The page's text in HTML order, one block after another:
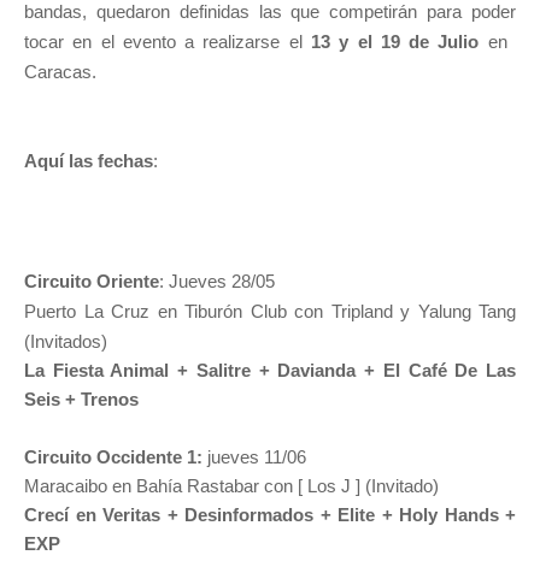
bandas, quedaron definidas las que competirán para poder
tocar en el evento a realizarse el 13 y el 19 de Julio en ​
Caracas.
Aquí las fechas:
Circuito Oriente: Jueves 28/05
Puerto La Cruz en Tiburón Club con Tripland y Yalung Tang
(Invitados)
La Fiesta Animal + Salitre + Davianda + El Café De Las
Seis + Trenos
Circuito Occidente 1: jueves 11/06
Maracaibo en Bahía Rastabar con [ Los J ]​ (Invitado)
Crecí en Veritas + Desinformados + Elite + Holy Hands +
EXP